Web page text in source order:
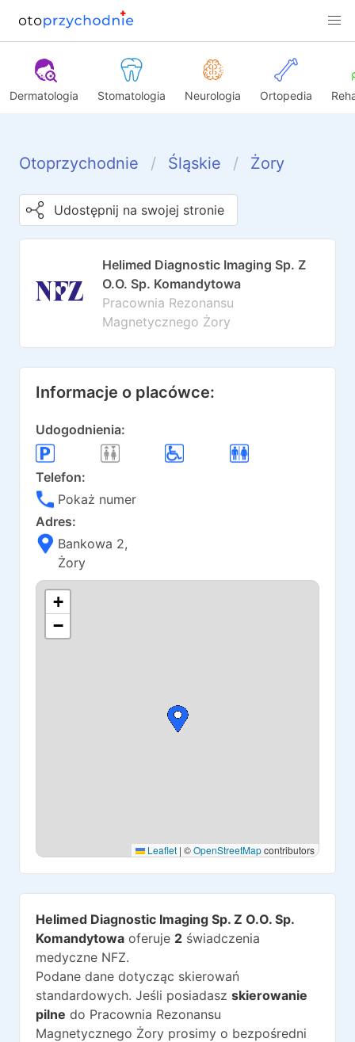
Dermatologia Stomatologia Neurologia Ortopedia
Otoprzychodnie Śląskie Żory
Udostępnij na swojej stronie
Helimed Diagnostic Imaging Sp. Z
O.O. Sp. Komandytowa
Pracownia Rezonansu
Magnetycznego Żory
Informacje o placówce:
Udogodnienia:
Telefon:
Pokaż numer
Adres:
Bankowa 2,
Żory
+
−
Leaflet | ©OpenStreetMapcontributors
Helimed Diagnostic Imaging Sp. Z O.O. Sp.
Komandytowa oferuje 2 świadczenia
medyczne NFZ.
Podane dane dotycząc skierowań
standardowych. Jeśli posiadasz skierowanie
pilne do Pracownia Rezonansu
Magnetycznego Żory prosimy o bezpośredni